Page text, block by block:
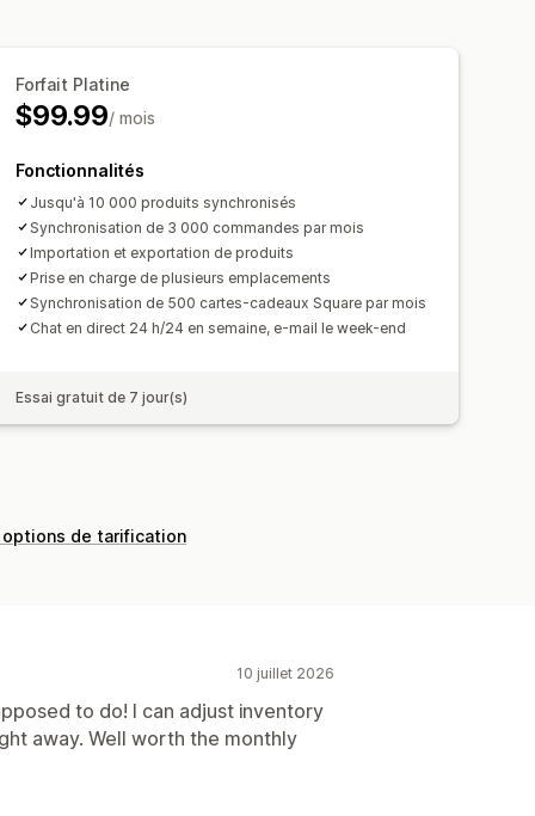
Produits
Forfait Platine
$99.99/ mois
Fonctionnalités
Jusqu'à 10 000 produits synchronisés
Synchronisation de 3 000 commandes par mois
Importation et exportation de produits
Prise en charge de plusieurs emplacements
Synchronisation de 500 cartes-cadeaux Square par mois
Chat en direct 24 h/24 en semaine, e-mail le week-end
Essai gratuit de 7 jour(s)
de tarification
10 juillet 2026
to do! I can adjust inventory
away. Well worth the monthly